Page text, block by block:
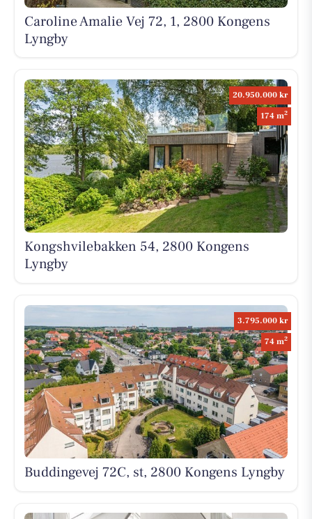
Caroline Amalie Vej 72, 1, 2800 Kongens
Lyngby
20.950.000 kr
174 m2
Kongshvilebakken 54, 2800 Kongens
Lyngby
3.795.000 kr
74 m2
Buddingevej 72C, st, 2800 Kongens Lyngby